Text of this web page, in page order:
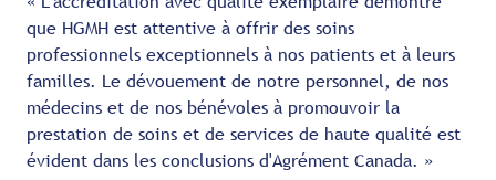
que HGMH est attentive à offrir des soins
professionnels exceptionnels à nos patients et à leurs
familles. Le dévouement de notre personnel, de nos
médecins et de nos bénévoles à promouvoir la
prestation de soins et de services de haute qualité est
évident dans les conclusions d'Agrément Canada. »